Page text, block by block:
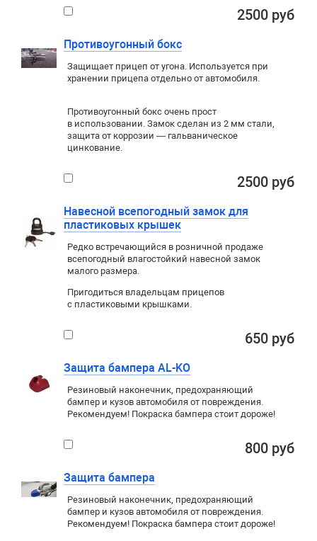
2500 руб
Противоугонный бокс
Защищает прицеп от угона. Используется при
хранении прицепа отдельно от автомобиля.
Противоугонный бокс очень прост
в использовании. Замок сделан из 2 мм стали,
защита от коррозии — гальваническое
цинкование.
2500 руб
Навесной всепогодный замок для
пластиковых крышек
Редко встречающийся в розничной продаже
всепогодный влагостойкий навесной замок
малого размера.
Пригодиться владельцам прицепов
с пластиковыми крышками.
650 руб
Защита бампера AL-KO
Резиновый наконечник, предохраняющий
бампер и кузов автомобиля от повреждения.
Рекомендуем! Покраска бампера стоит дороже!
800 руб
Защита бампера
Резиновый наконечник, предохраняющий
бампер и кузов автомобиля от повреждения.
Рекомендуем! Покраска бампера стоит дороже!